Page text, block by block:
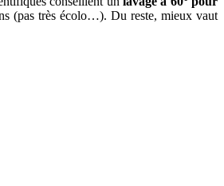
(pas très écolo…). Du reste, mieux vaut